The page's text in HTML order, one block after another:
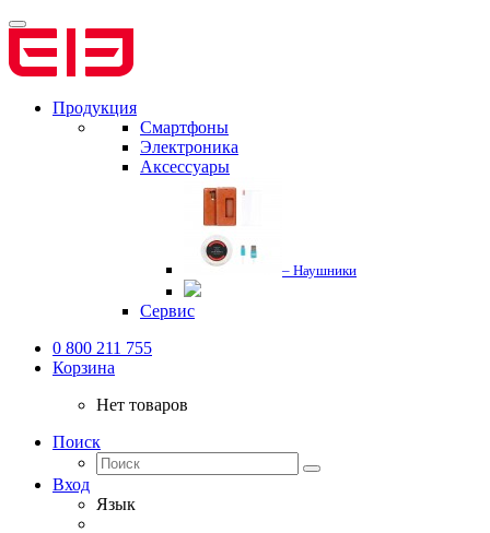
Продукция
Смартфоны
Электроника
Аксессуары
– Наушники
Сервис
0 800 211 755
Корзина
Нет товаров
Поиск
Вход
Язык